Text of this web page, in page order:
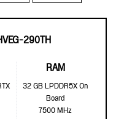
290TH
RAM
32 GB LPDDR5X On
Board
7500 MHz